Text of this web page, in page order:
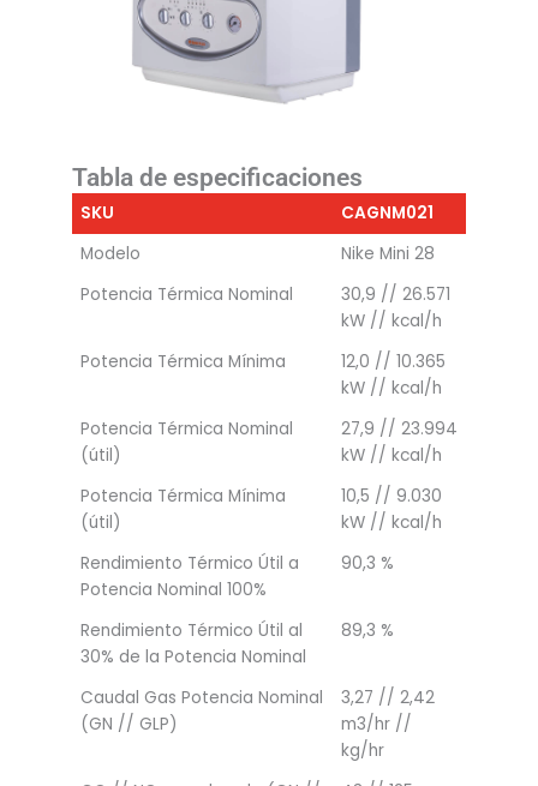
Tabla de especificaciones
SKU
CAGNM021
Modelo
Nike Mini 28
Potencia Térmica Nominal
30,9 // 26.571
kW // kcal/h
Potencia Térmica Mínima
12,0 // 10.365
kW // kcal/h
Potencia Térmica Nominal
(útil)
27,9 // 23.994
kW // kcal/h
Potencia Térmica Mínima
(útil)
10,5 // 9.030
kW // kcal/h
Rendimiento Térmico Útil a
Potencia Nominal 100%
90,3 %
Rendimiento Térmico Útil al
30% de la Potencia Nominal
89,3 %
Caudal Gas Potencia Nominal
(GN // GLP)
3,27 // 2,42
m3/hr //
kg/hr